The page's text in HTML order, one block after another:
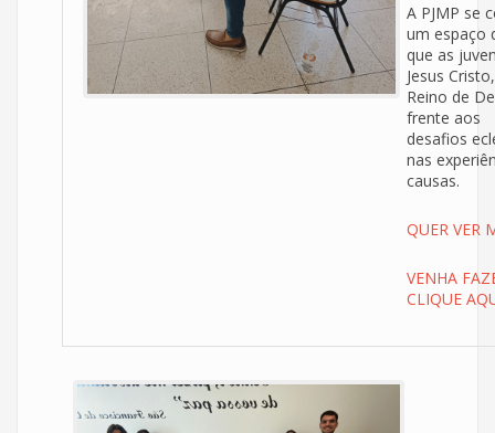
A PJMP se
um espaço
que as
Jesus
Reino de
frente aos
desafios
nas
causas.
QUER VER
VENHA
CLIQUE